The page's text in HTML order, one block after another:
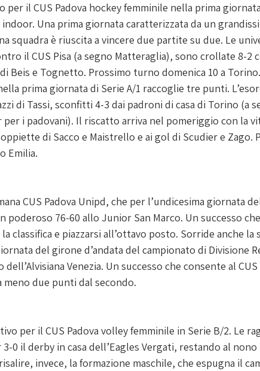
per il CUS Padova hockey femminile nella prima
Una prima giornata caratterizzata da un
squadra è riuscita a vincere due partite su due. Le
il CUS Pisa (a segno Matteraglia), sono crollate 8-2
Beis e Tognetto. Prossimo turno domenica 10 a
prima giornata di Serie A/1 raccoglie tre punti.
di Tassi, sconfitti 4-3 dai padroni di casa di Torino (a
per i padovani). Il riscatto arriva nel pomeriggio con la
di Sacco e Maistrello e ai gol di Scudier e Zago.
Emilia.
CUS Padova Unipd, che per l’undicesima giornata
poderoso 76-60 allo Junior San Marco. Un successo
classifica e piazzarsi all’ottavo posto. Sorride anche la
del girone d’andata del campionato di Divisione
Venezia. Un successo che consente al
due punti dal secondo.
per il CUS Padova volley femminile in Serie B/2. Le
0 il derby in casa dell’Eagles Vergati, restando al
invece, la formazione maschile, che espugna il